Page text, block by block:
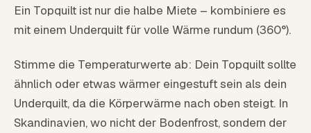
Ein Topquilt ist nur die halbe Miete – kombiniere es
mit einem Underquilt für volle Wärme rundum (360°).
Stimme die Temperaturwerte ab: Dein Topquilt sollte
ähnlich oder etwas wärmer eingestuft sein als dein
Underquilt, da die Körperwärme nach oben steigt. In
Skandinavien, wo nicht der Bodenfrost, sondern der